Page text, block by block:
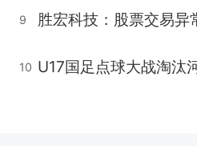
9 胜宏科技：股票交易异
10